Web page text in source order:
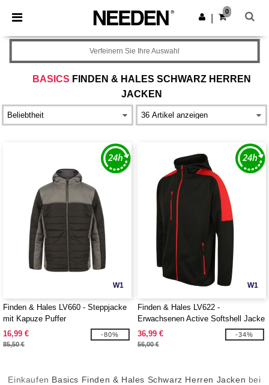
× Needen App
Bessere Preise in der App!
App holen
0
BASICS FINDEN & HALES SCHWARZ HERREN
JACKEN
Verfeinern Sie Ihre Auswahl
W1
Finden & Hales LV660 - Steppjacke
mit Kapuze Puffer
16,99 €
85,50 €
-80%
W1
Finden & Hales LV622 -
Erwachsenen Active Softshell Jacke
36,99 €
56,00 €
-34%
Einkaufen Basics Finden & Hales Schwarz Herren Jacken bei